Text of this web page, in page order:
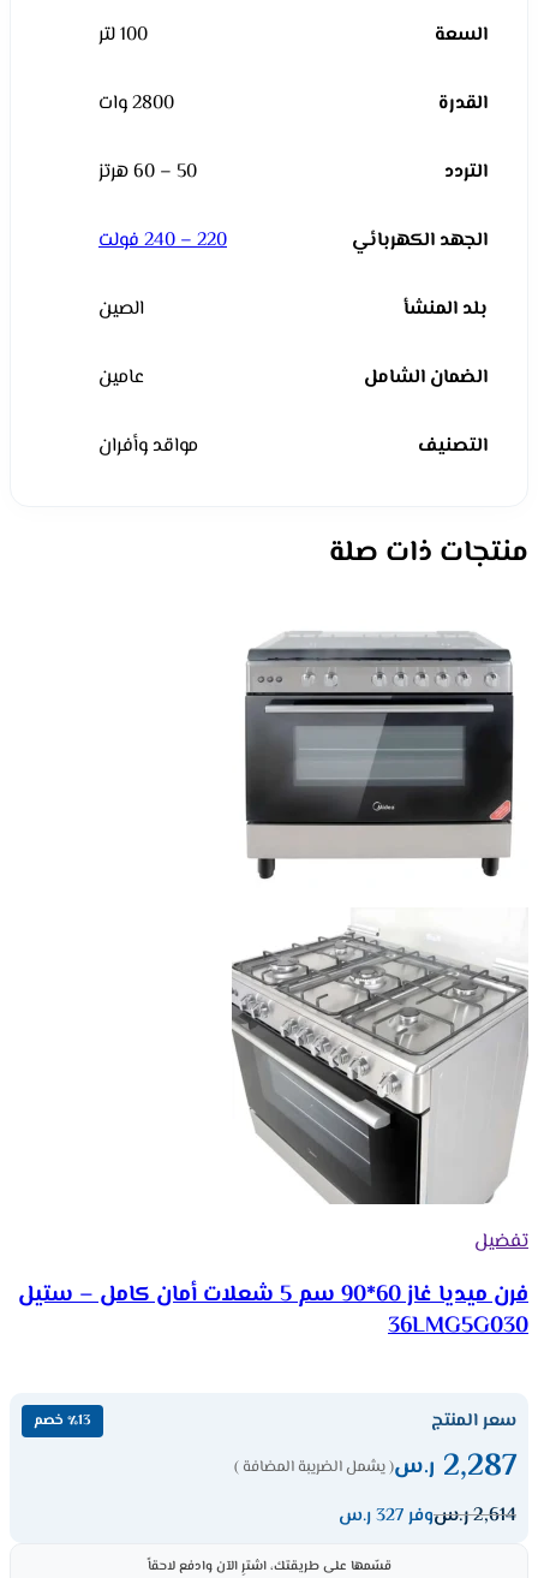
السعة 100 لتر
القدرة 2800 وات
التردد 50 – 60 هرتز
الجهد الكهربائي 220 – 240 فولت
بلد المنشأ الصين
الضمان الشامل عامين
التصنيف مواقد وأفران
منتجات ذات صلة
تفضيل
فرن ميديا غاز 60*90 سم 5 شعلات أمان كامل – ستيل
36LMG5G030
سعر المنتج ٪13 خصم
2,287 ر.س( يشمل الضريبة المضافة )
2,614ر.سوفر 327 ر.س
قسّمها على طريقتك، اشترِ الآن وادفع لاحقاً